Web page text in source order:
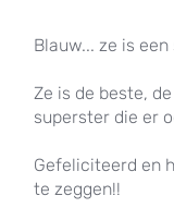
Blauw... ze is
Ze is de beste,
superster die er
Gefeliciteerd en
te zeggen!!